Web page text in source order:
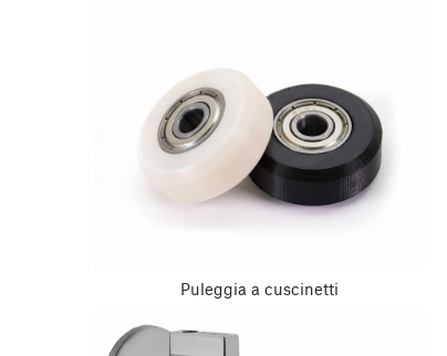
Puleggia a cuscinetti